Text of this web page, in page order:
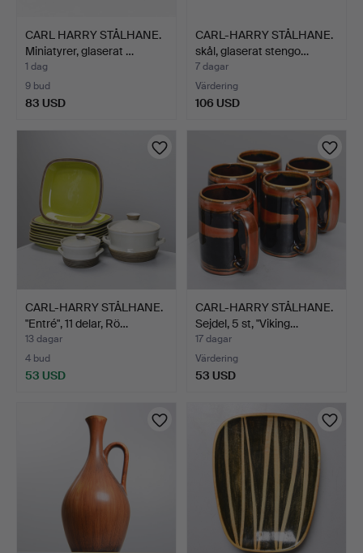
CARL HARRY STÅLHANE.
Miniatyrer, glaserat …
1 dag
9 bud
83 USD
CARL-HARRY STÅLHANE.
skål, glaserat stengo…
7 dagar
Värdering
106 USD
CARL-HARRY STÅLHANE.
"Entré", 11 delar, Rö…
13 dagar
4 bud
53 USD
CARL-HARRY STÅLHANE.
Sejdel, 5 st, "Viking…
17 dagar
Värdering
53 USD